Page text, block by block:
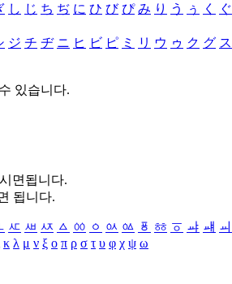
し じ ち ぢ に ひ び ぴ み り う ぅ く ぐ
ジ チ ヂ ニ ヒ ビ ピ ミ リ ウ ゥ ク グ ス
있습니다.
면됩니다.
됩니다.
ㅼ ㅽ ㅾ ㅿ ㆀ ㆁ ㆂ ㆃ ㆄ ㆅ ㆆ ㆇ ㆈ ㆉ
κ λ μ ν ξ ο π ρ σ τ υ φ χ ψ ω